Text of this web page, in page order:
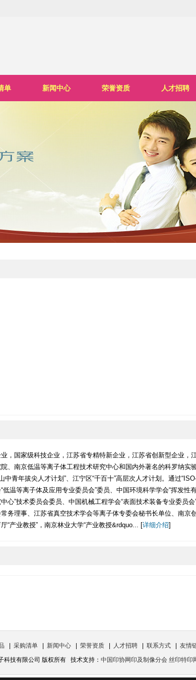
单 新闻中心 荣誉资质 人才招聘
，国家级科技企业，江苏省专精特新企业，江苏省创新型企业，
、南京低温等离子体工程技术研究中心和国内外著名的科罗纳实
中青年拔尖人才计划”、江宁区“千百十”高层次人才计划。通过
温等离子体及应用专业委员会”委员、中国环境科学学会“挥发
心”技术委员会委员、中国机械工程学会“表面技术装备专业委员
务理事、江苏省真空技术学会等离子体专委会秘书长单位、南京
“产业教授”，南京林业大学“产业教授&rdquo... [详细介绍]
采购清单 新闻中心 荣誉资质 人才招聘 联系方式 友情
科技有限公司 版权所有 技术支持： 中国印协网印及制像分会 丝印特印